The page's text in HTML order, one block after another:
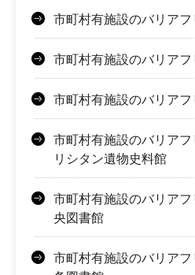
市町村有施設のバリア
市町村有施設のバリア
市町村有施設のバリア
市町村有施設のバリア
リシタン遺物史料館
市町村有施設のバリア
央図書館
市町村有施設のバリア